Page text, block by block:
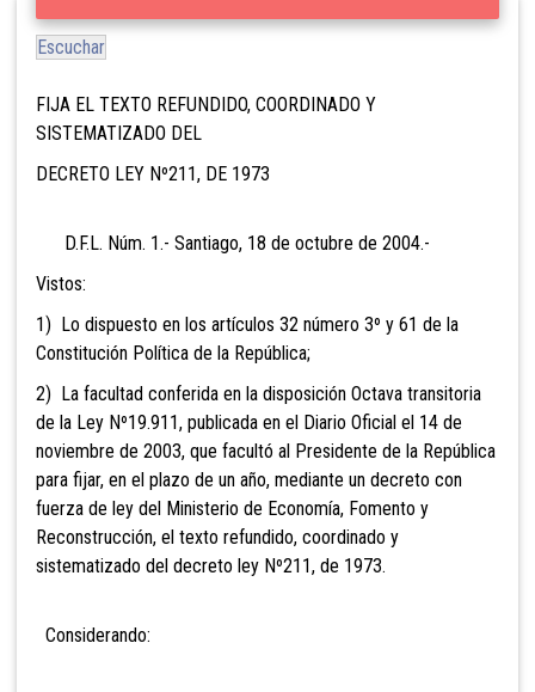
Escuchar
FIJA EL TEXTO REFUNDIDO, COORDINADO Y
SISTEMATIZADO DEL
DECRETO LEY Nº211, DE 1973
D.F.L. Núm. 1.- Santiago, 18 de octubre de 2004.-
Vistos:
1) Lo dispuesto en los artículos 32 número 3º y 61 de la
Constitución Política de la República;
2) La facultad conferida en la disposición Octava transitoria
de la Ley Nº19.911, publicada en el Diario Oficial el 14 de
noviembre de 2003, que facultó al Presidente de la República
para fijar, en el plazo de un año, mediante un decreto con
fuerza de ley del Ministerio de Economía, Fomento y
Reconstrucción, el texto refundido, coordinado y
sistematizado del decreto ley Nº211, de 1973.
Considerando: